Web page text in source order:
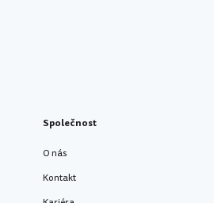
Společnost
O nás
Kontakt